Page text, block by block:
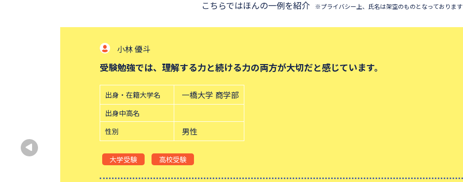
こちらではほんの一例を紹介 ※プライバシー上、氏名は架空のものとなっております
小林 優斗
受験勉強では、理解する力と続ける力の両方が大切だと感じています。
出身・在籍大学名 一橋大学 商学部
出身中高名
性別
男性
大学受験 高校受験